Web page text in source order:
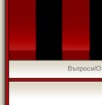
Въпроси/